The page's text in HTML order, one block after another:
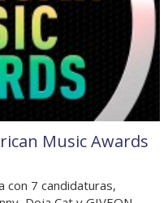
Music Awards
con 7 candidaturas,